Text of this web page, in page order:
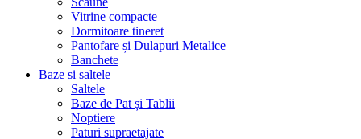
Vitrine compacte
Dormitoare tineret
Pantofare și Dulapuri Metalice
Banchete
Baze si saltele
Saltele
Baze de Pat și Tablii
Noptiere
Paturi supraetajate